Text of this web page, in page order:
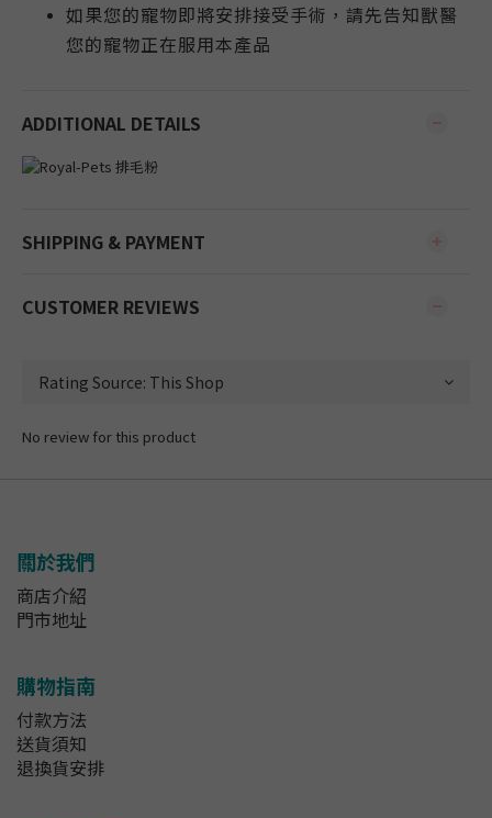
如果您的寵物即將安排接受手術，請先告知獸醫
您的寵物正在服用本產品
ADDITIONAL DETAILS
SHIPPING & PAYMENT
CUSTOMER REVIEWS
No review for this product
關於我們
商店介紹
門市地址
購物指南
付款方法
送貨須知
退換貨安排